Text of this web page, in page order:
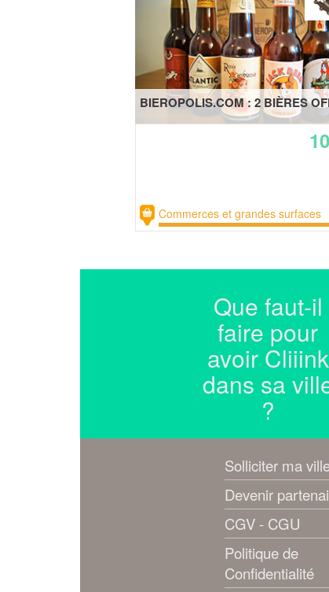
BIEROPOLIS.COM : 2 BIÈRES
10
Commerces et grandes surfaces
Que faut-il
faire pour
avoir Cliiink
dans sa
?
Solliciter ma
Devenir
CGV - CGU
Politique de
Confidentialité